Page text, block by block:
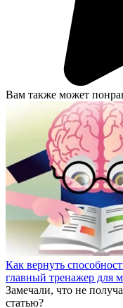
Вам также может
Как вернуть
главный тренажер для
Замечали, что не
статью?